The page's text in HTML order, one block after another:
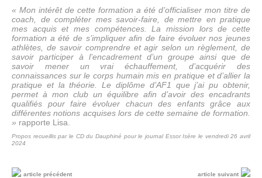
« Mon intérêt de cette formation a été d’officialiser mon titre de
coach, de compléter mes savoir-faire, de mettre en pratique
mes acquis et mes compétences. La mission lors de cette
formation a été de s’impliquer afin de faire évoluer nos jeunes
athlètes, de savoir comprendre et agir selon un règlement, de
savoir participer à l’encadrement d’un groupe ainsi que de
savoir mener un vrai échauffement, d’acquérir des
connaissances sur le corps humain mis en pratique et d’allier la
pratique et la théorie. Le diplôme d’AF1 que j’ai pu obtenir,
permet à mon club un équilibre afin d’avoir des encadrants
qualifiés pour faire évoluer chacun des enfants grâce aux
différentes notions acquises lors de cette semaine de formation.
» rapporte Lisa.
Propos recueillis par le CD du Dauphiné pour le journal Essor Isère le vendredi 26 avril
2024
article précédent article suivant